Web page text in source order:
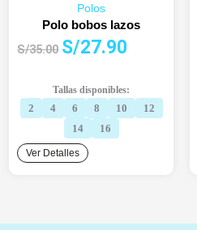
Polos
Polo bobos lazos
S/35.00
El
era:
S/35.00.
S/27.90
es:
S/27.90.
Tallas disponibles:
2 4 6 8 10
12
14
16
Ver Detalles